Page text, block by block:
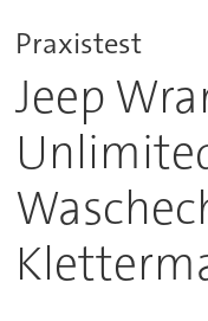
Praxistest
Jeep